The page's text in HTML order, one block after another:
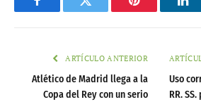
FacebookTwitter Pinterest
ARTÍCULO ANTERIOR
Atlético de Madrid llega a la
Copa del Rey con un serio
Uso
RR.